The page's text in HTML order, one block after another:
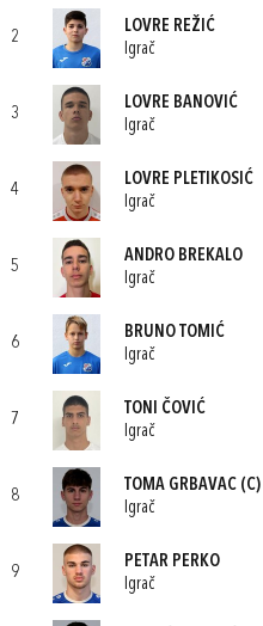
2
LOVRE REŽIĆ
Igrač
3
LOVRE BANOVIĆ
Igrač
4
LOVRE PLETIKOSIĆ
Igrač
5
ANDRO BREKALO
Igrač
6
BRUNO TOMIĆ
Igrač
7
TONI ČOVIĆ
Igrač
8
TOMA GRBAVAC (C)
Igrač
9
PETAR PERKO
Igrač